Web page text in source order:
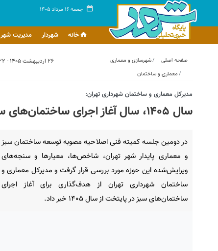
جمعه ۱۶ مرداد ۱۴۰۵
خانه شهردار مدیریت شهر
صفحه اصلی
شهرسازی و معماری
معماری و ساختمان
۲۶ اردیبهشت ۱۴۰۵ - ۱۰:۲۲
مدیرکل معماری و ساختمان شهرداری تهران:
سال ۱۴۰۵، سال آغاز اجرای ساختمان‌های سبز در شهر تهران است
در دومین جلسه کمیته فنی اصلاحیه مصوبه توسعه ساختمان سبز
و معماری پایدار شهر تهران، شاخص‌ها، معیارها و سنجه‌های
ویرایش‌شده این حوزه مورد بررسی قرار گرفت و مدیرکل معماری و
ساختمان شهرداری تهران از هدف‌گذاری برای آغاز اجرای
ساختمان‌های سبز در پایتخت از سال ۱۴۰۵ خبر داد.